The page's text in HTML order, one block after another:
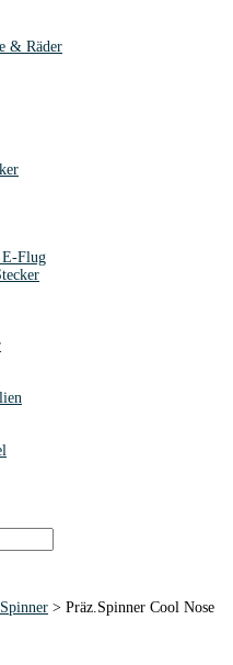
& Räder
E-Flug
> Präz.Spinner Cool Nose